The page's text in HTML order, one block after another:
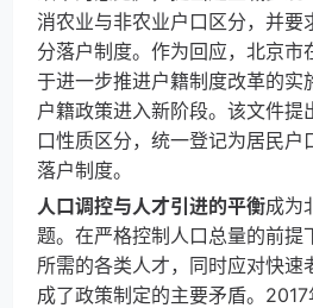
消农业与非农业户口区分，并要
分落户制度。作为回应，北京
于进一步推进户籍制度改革的实
户籍政策进入新阶段。该文件提
口性质区分，统一登记为居民户
落户制度。
人口调控与人才引进的平衡成为
题。在严格控制人口总量的前提
所需的各类人才，同时应对快速
成了政策制定的主要矛盾。